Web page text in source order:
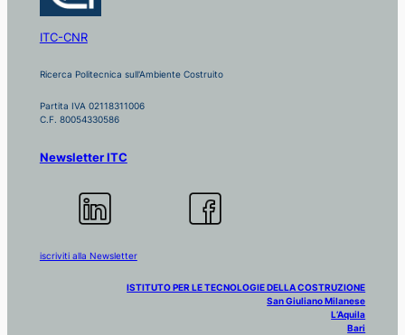
ITC-CNR
Ricerca Politecnica sull'Ambiente Costruito
Partita IVA 02118311006
C.F. 80054330586
Newsletter ITC
iscriviti alla Newsletter
ISTITUTO PER LE TECNOLOGIE DELLA COSTRUZIONE
San Giuliano Milanese
L’Aquila
Bari